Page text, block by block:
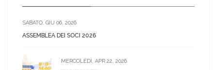
SABATO, GIU 06, 2026
ASSEMBLEA DEI SOCI 2026
MERCOLEDÌ, APR 22, 2026